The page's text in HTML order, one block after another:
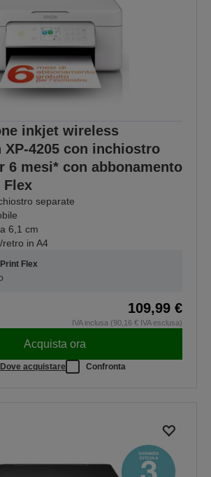
inkjet wireless
XP-4205 con inchiostro
6 mesi* con abbonamento
Flex
separate
6,1 cm
in A4
Flex
109,99 €
IVA inclusa (90,16 € IVA esclusa)
Acquista ora
Dove acquistare Confronta